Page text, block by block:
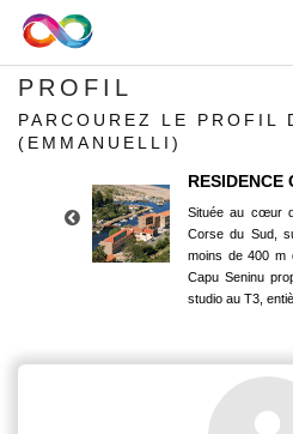
PROFIL
PARCOUREZ LE PROFIL
(EMMANUELLI)
RESIDENCE
Située au cœur
Corse du Sud,
moins de 400 m
Capu Seninu
studio au T3,
Corse du Sud,
moins de 400 m
Capu Seninu